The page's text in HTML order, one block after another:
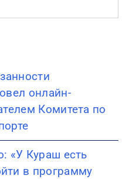
онлайн-
Комитета по
«У Кураш есть
в программу